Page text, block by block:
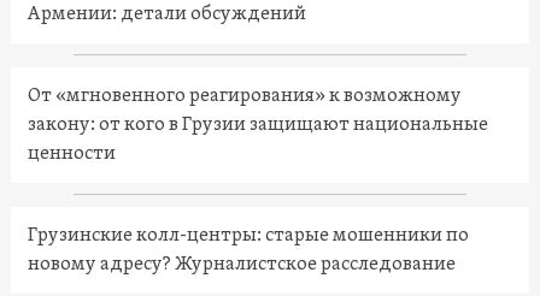
Армении: детали обсуждений
От «мгновенного реагирования» к возможному
закону: от кого в Грузии защищают национальные
ценности
Грузинские колл-центры: старые мошенники по
новому адресу? Журналистское расследование